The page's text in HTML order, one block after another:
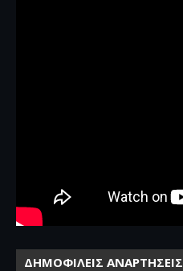
ΔΗΜΟΦΙΛΕΙΣ ΑΝΑΡΤΗΣΕΙΣ